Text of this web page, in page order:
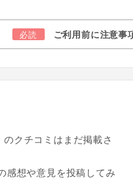
必読 ご利用前に注意事
クチコミはまだ掲載さ
感想や意見を投稿してみ